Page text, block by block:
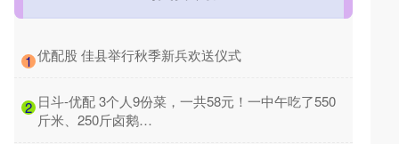
1 ​优配股 佳县举行秋季新兵欢送仪式
2 ​日斗-优配 3个人9份菜，一共58元！一中午吃了550
斤米、250斤卤鹅…